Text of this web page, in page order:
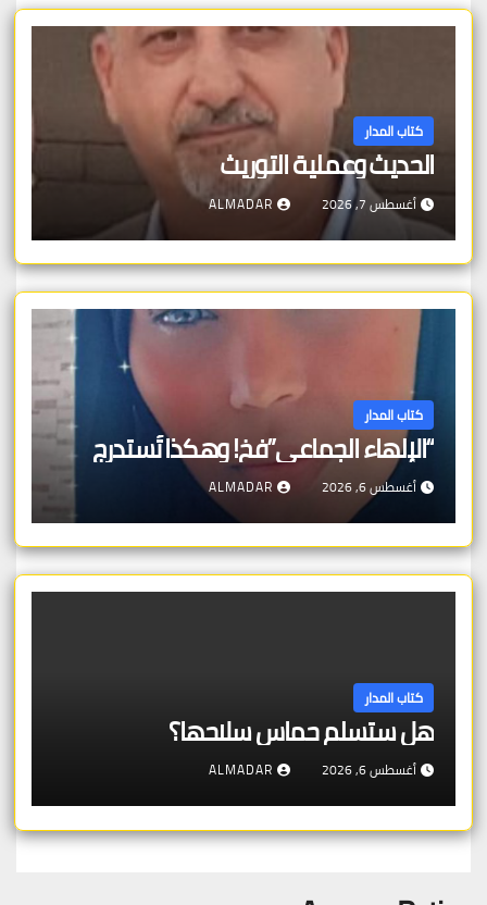
كتاب المدار
الحديث وعملية التوريث
أغسطس 7, 2026 ALMADAR
كتاب المدار
“الإلهاء الجماعي”فخ! وهكذا تُستدرج
أغسطس 6, 2026 ALMADAR
كتاب المدار
هل ستسلم حماس سلاحها؟
أغسطس 6, 2026 ALMADAR